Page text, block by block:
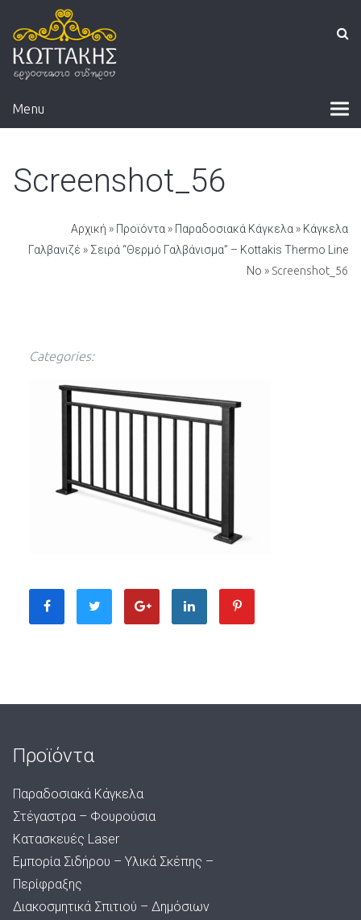
Menu
Screenshot_56
Αρχική » Προϊόντα » Παραδοσιακά Κάγκελα » Κάγκελα
Γαλβανιζέ » Σειρά “Θερμό Γαλβάνισμα” – Kottakis Thermo Line
No » Screenshot_56
Categories:
Προϊόντα
Παραδοσιακά Κάγκελα
Στέγαστρα – Φουρούσια
Κατασκευές Laser
Εμπορία Σιδήρου – Υλικά Σκέπης –
Περίφραξης
Διακοσμητικά Σπιτιού – Δημόσιων